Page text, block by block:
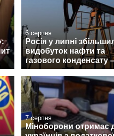
6 серпня
Росія у липні
видобуток нафти та
газового конденсату –
7 серпня
Міноборони отримає